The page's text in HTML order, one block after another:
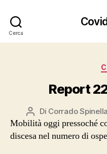
Cerca
Report
Autore
articolo
Di Corrado Spinella
Mobilità oggi pressoché
discesa nel numero di